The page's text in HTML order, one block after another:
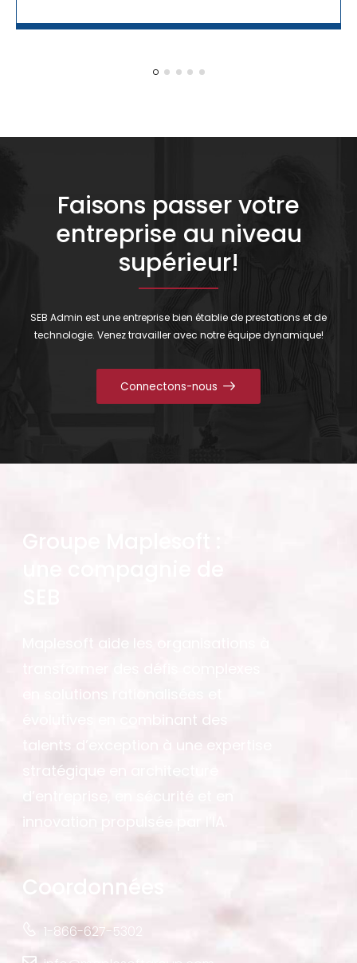
Faisons passer votre
entreprise au niveau
supérieur!
SEB Admin est une entreprise bien établie de prestations et de
technologie. Venez travailler avec notre équipe dynamique!
Connectons-nous
Maplesoft aide les organisations à
en solutions rationalisées et
évolutives en combinant des
talents d’exception à une expertise
stratégique en architecture
Coordonnées
1-866-627-5302